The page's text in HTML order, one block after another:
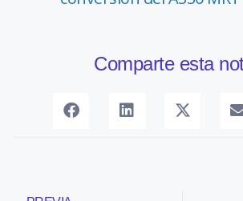
Comparte esta